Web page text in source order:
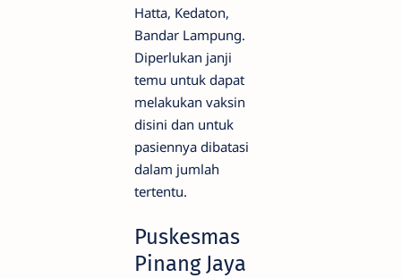
Hatta, Kedaton,
Bandar Lampung.
Diperlukan janji
temu untuk dapat
melakukan vaksin
disini dan untuk
pasiennya dibatasi
dalam jumlah
tertentu.
Puskesmas
Pinang Jaya